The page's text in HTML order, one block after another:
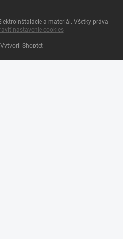
Vytvoril Shoptet
a materiál . Všetky práva
nastavenie cookies